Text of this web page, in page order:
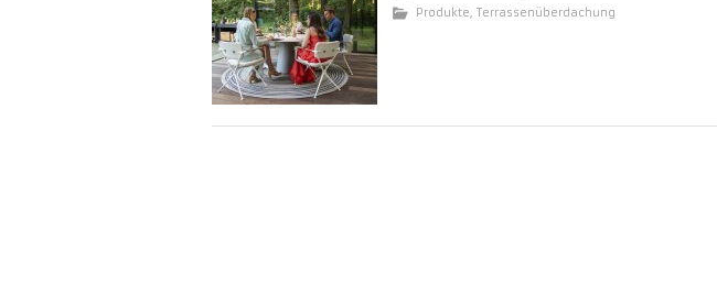
Produkte, Terrassenüberdachung